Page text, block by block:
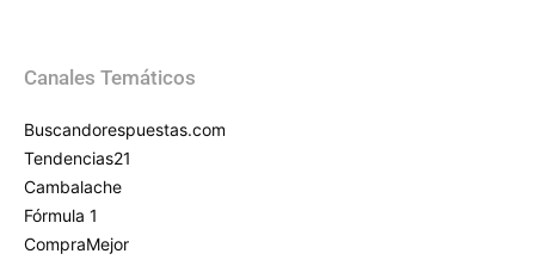
Canales Temáticos
Buscandorespuestas.com
Tendencias21
Cambalache
Fórmula 1
CompraMejor